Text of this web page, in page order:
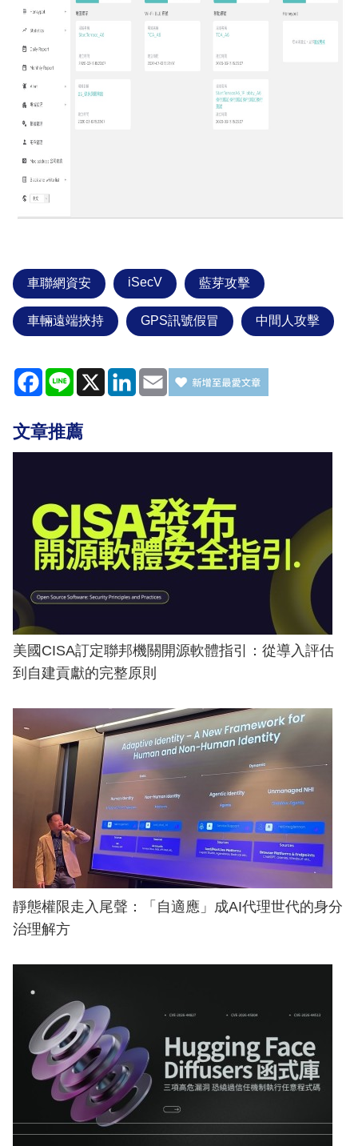
車聯網資安 iSecV 藍芽攻擊
車輛遠端挾持 GPS訊號假冒 中間人攻擊
Facebook
Line X LinkedIn
Email
文章推薦
美國CISA訂定聯邦機關開源軟體指引：從導入評估
到自建貢獻的完整原則
靜態權限走入尾聲：「自適應」成AI代理世代的身分
治理解方